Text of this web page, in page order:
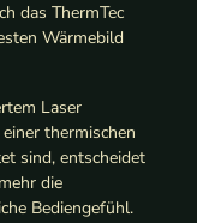
das ThermTec
Wärmebild
Laser
thermischen
sind, entscheidet
die
Bediengefühl.